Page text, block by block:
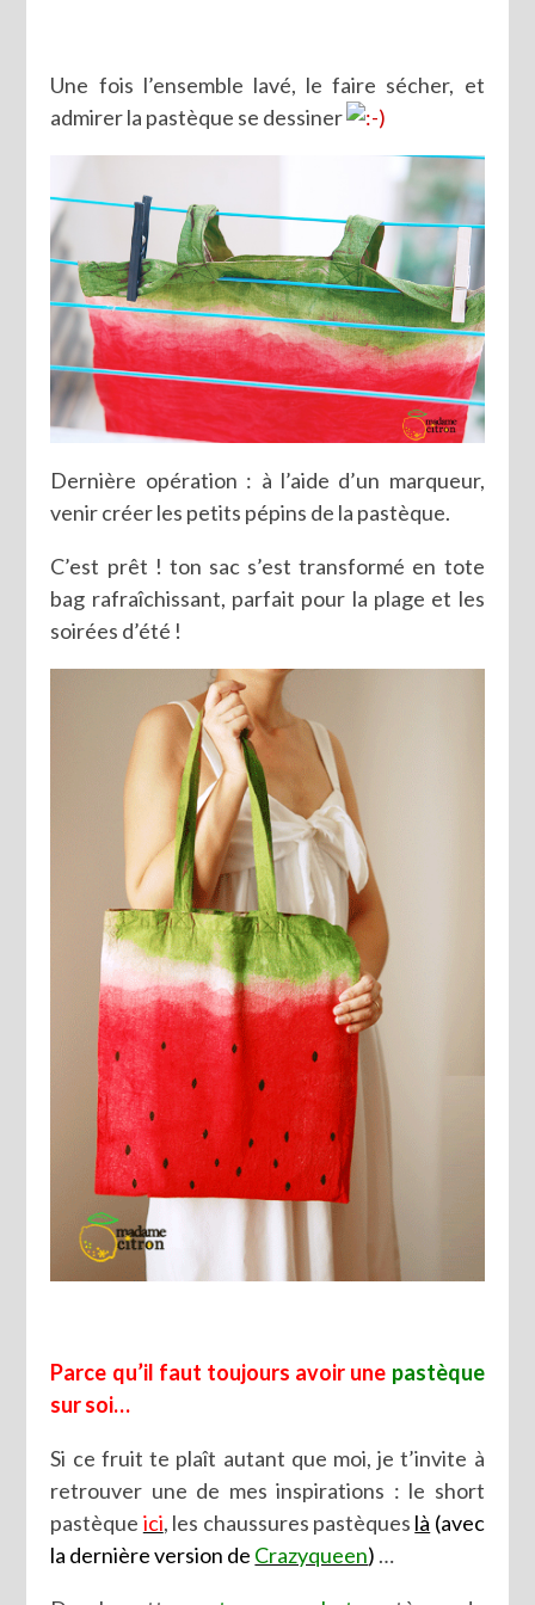
Une fois l’ensemble lavé, le faire sécher, et
admirer la pastèque se dessiner
Dernière opération : à l’aide d’un marqueur,
venir créer les petits pépins de la pastèque.
C’est prêt ! ton sac s’est transformé en tote
bag rafraîchissant, parfait pour la plage et les
soirées d’été !
Parce qu’il faut toujours avoir une pastèque
sur soi…
Si ce fruit te plaît autant que moi, je t’invite à
retrouver une de mes inspirations : le short
pastèque ici, les chaussures pastèques là (avec
la dernière version de Crazyqueen) …